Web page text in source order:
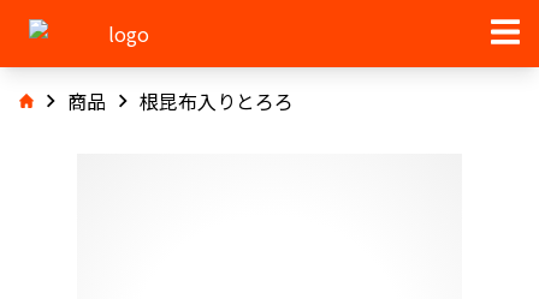
商品 根昆布入りとろろ